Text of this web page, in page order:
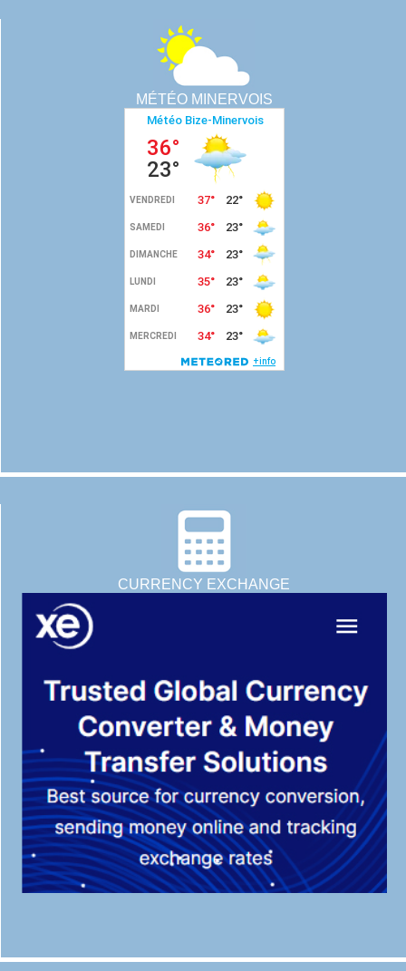
MÉTÉO MINERVOIS
CURRENCY EXCHANGE